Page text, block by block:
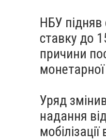
НБУ підняв
ставку до
причини
Уряд
надання
мобілізації